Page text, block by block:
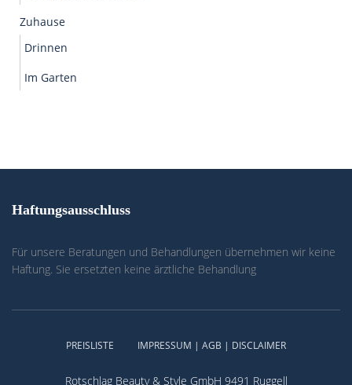
Zuhause
Drinnen
Im Garten
Haftungsausschluss
Für unsere Beratungen und Behandlungen übernehmen wir keine
Haftung. Sie ersetzten keine ärztliche Behandlung
PREISLISTE IMPRESSUM | AGB | DISCLAIMER
Rotschlag Beauty & Style GmbH 9491 Ruggell